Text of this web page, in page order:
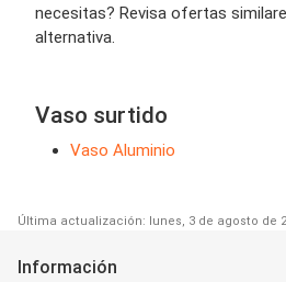
necesitas? Revisa ofertas
alternativa.
Vaso surtido
Vaso Aluminio
Última actualización: lunes, 3 de agosto de
Información